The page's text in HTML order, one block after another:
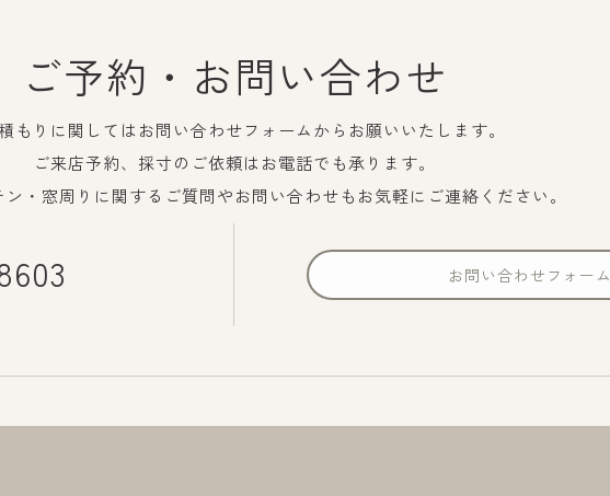
ご予約・お問い合わせ
もりに関してはお問い合わせフォームからお願いいたします。
ご来店予約、採寸のご依頼はお電話でも承ります。
ン・窓周りに関するご質問やお問い合わせもお気軽にご連絡ください。
お問い合わせフォーム